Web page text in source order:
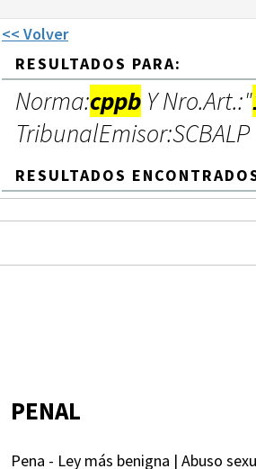
<< Volver
RESULTADOS PARA:
Norma:cppb Y Nro.Art.:"
TribunalEmisor:SCBALP
RESULTADOS
PENAL
Pena - Ley más benigna | Abuso